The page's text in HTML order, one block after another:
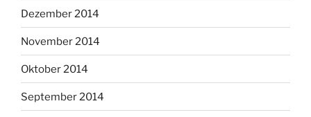
Dezember 2014
November 2014
Oktober 2014
September 2014